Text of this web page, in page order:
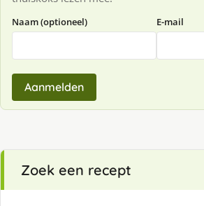
Naam (optioneel) E-mail
Aanmelden
Zoek een recept